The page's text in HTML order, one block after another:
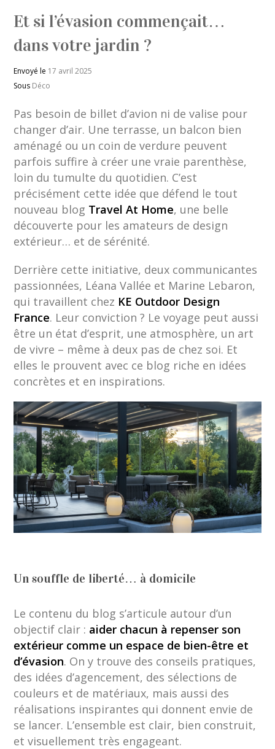
Et si l’évasion commençait…
dans votre jardin ?
Envoyé le 17 avril 2025
Sous Déco
Pas besoin de billet d’avion ni de valise pour
changer d’air. Une terrasse, un balcon bien
aménagé ou un coin de verdure peuvent
parfois suffire à créer une vraie parenthèse,
loin du tumulte du quotidien. C’est
précisément cette idée que défend le tout
nouveau blog Travel At Home, une belle
découverte pour les amateurs de design
extérieur… et de sérénité.
Derrière cette initiative, deux communicantes
passionnées, Léana Vallée et Marine Lebaron,
qui travaillent chez KE Outdoor Design
France. Leur conviction ? Le voyage peut aussi
être un état d’esprit, une atmosphère, un art
de vivre – même à deux pas de chez soi. Et
elles le prouvent avec ce blog riche en idées
concrètes et en inspirations.
Un souffle de liberté… à domicile
Le contenu du blog s’articule autour d’un
objectif clair : aider chacun à repenser son
extérieur comme un espace de bien-être et
d’évasion. On y trouve des conseils pratiques,
des idées d’agencement, des sélections de
couleurs et de matériaux, mais aussi des
réalisations inspirantes qui donnent envie de
se lancer. L’ensemble est clair, bien construit,
et visuellement très engageant.